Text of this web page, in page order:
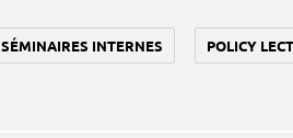
SÉMINAIRES INTERNES POLICY